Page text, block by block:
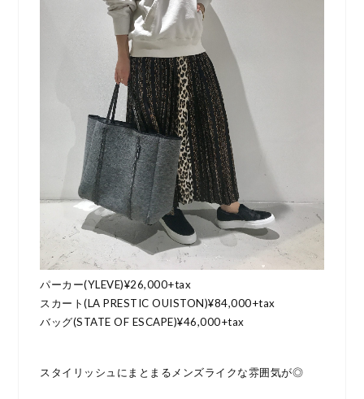
パーカー(YLEVE)¥26,000+tax
スカート(LA PRESTIC OUISTON)¥84,000+tax
バッグ(STATE OF ESCAPE)¥46,000+tax
スタイリッシュにまとまるメンズライクな雰囲気が◎